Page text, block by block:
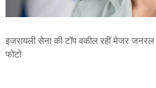
इजरायली सेना की टॉप वकील रहीं मेजर जनरल
फोटो